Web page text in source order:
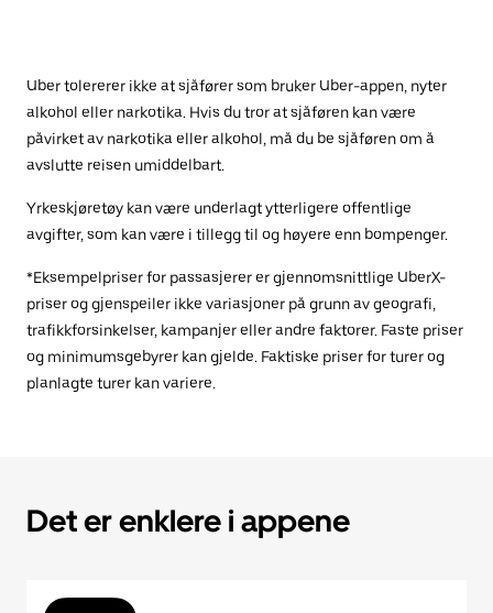
Uber tolererer ikke at sjåfører som bruker Uber-appen, nyter
alkohol eller narkotika. Hvis du tror at sjåføren kan være
påvirket av narkotika eller alkohol, må du be sjåføren om å
avslutte reisen umiddelbart.
Yrkeskjøretøy kan være underlagt ytterligere offentlige
avgifter, som kan være i tillegg til og høyere enn bompenger.
*Eksempelpriser for passasjerer er gjennomsnittlige UberX-
priser og gjenspeiler ikke variasjoner på grunn av geografi,
trafikkforsinkelser, kampanjer eller andre faktorer. Faste priser
og minimumsgebyrer kan gjelde. Faktiske priser for turer og
planlagte turer kan variere.
Det er enklere i appene